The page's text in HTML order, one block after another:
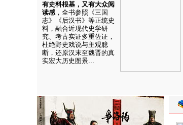
有史料根基，又有大众阅
读感 ，全书参照《三国
志》《后汉书》等正统史
料，融合近现代史学研
究、考古实证多重佐证，
杜绝野史戏说与主观臆
断，还原汉末至魏晋的真
实宏大历史图景...